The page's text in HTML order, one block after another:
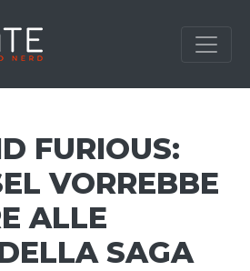
FURIOUS:
VORREBBE
ALLE
SAGA